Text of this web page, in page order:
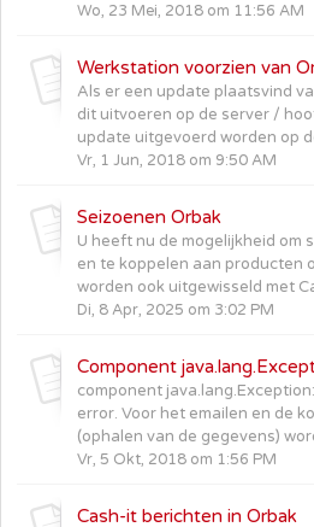
Wo, 23 Mei, 2018 om 11:56 AM
Werkstation voorzien van
Als er een update plaatsvind
dit uitvoeren op de server /
update uitgevoerd worden op
Vr, 1 Jun, 2018 om 9:50 AM
Seizoenen Orbak
U heeft nu de mogelijkheid om
en te koppelen aan producten
worden ook uitgewisseld met
Di, 8 Apr, 2025 om 3:02 PM
component
error. Voor het emailen en de
(ophalen van de gegevens)
Vr, 5 Okt, 2018 om 1:56 PM
Cash-it berichten in Orbak